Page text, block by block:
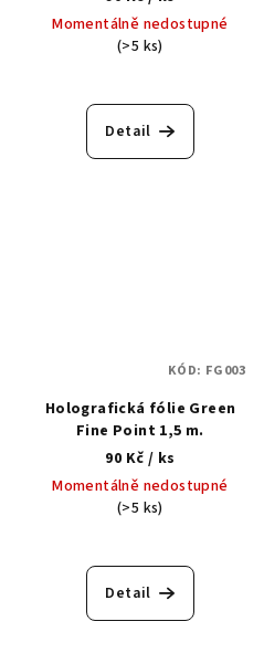
Momentálně nedostupné
(>5 ks)
Detail
Holografická fólie Green
Fine Point 1,5 m.
90 Kč / ks
Momentálně nedostupné
(>5 ks)
Detail
KÓD: FG003